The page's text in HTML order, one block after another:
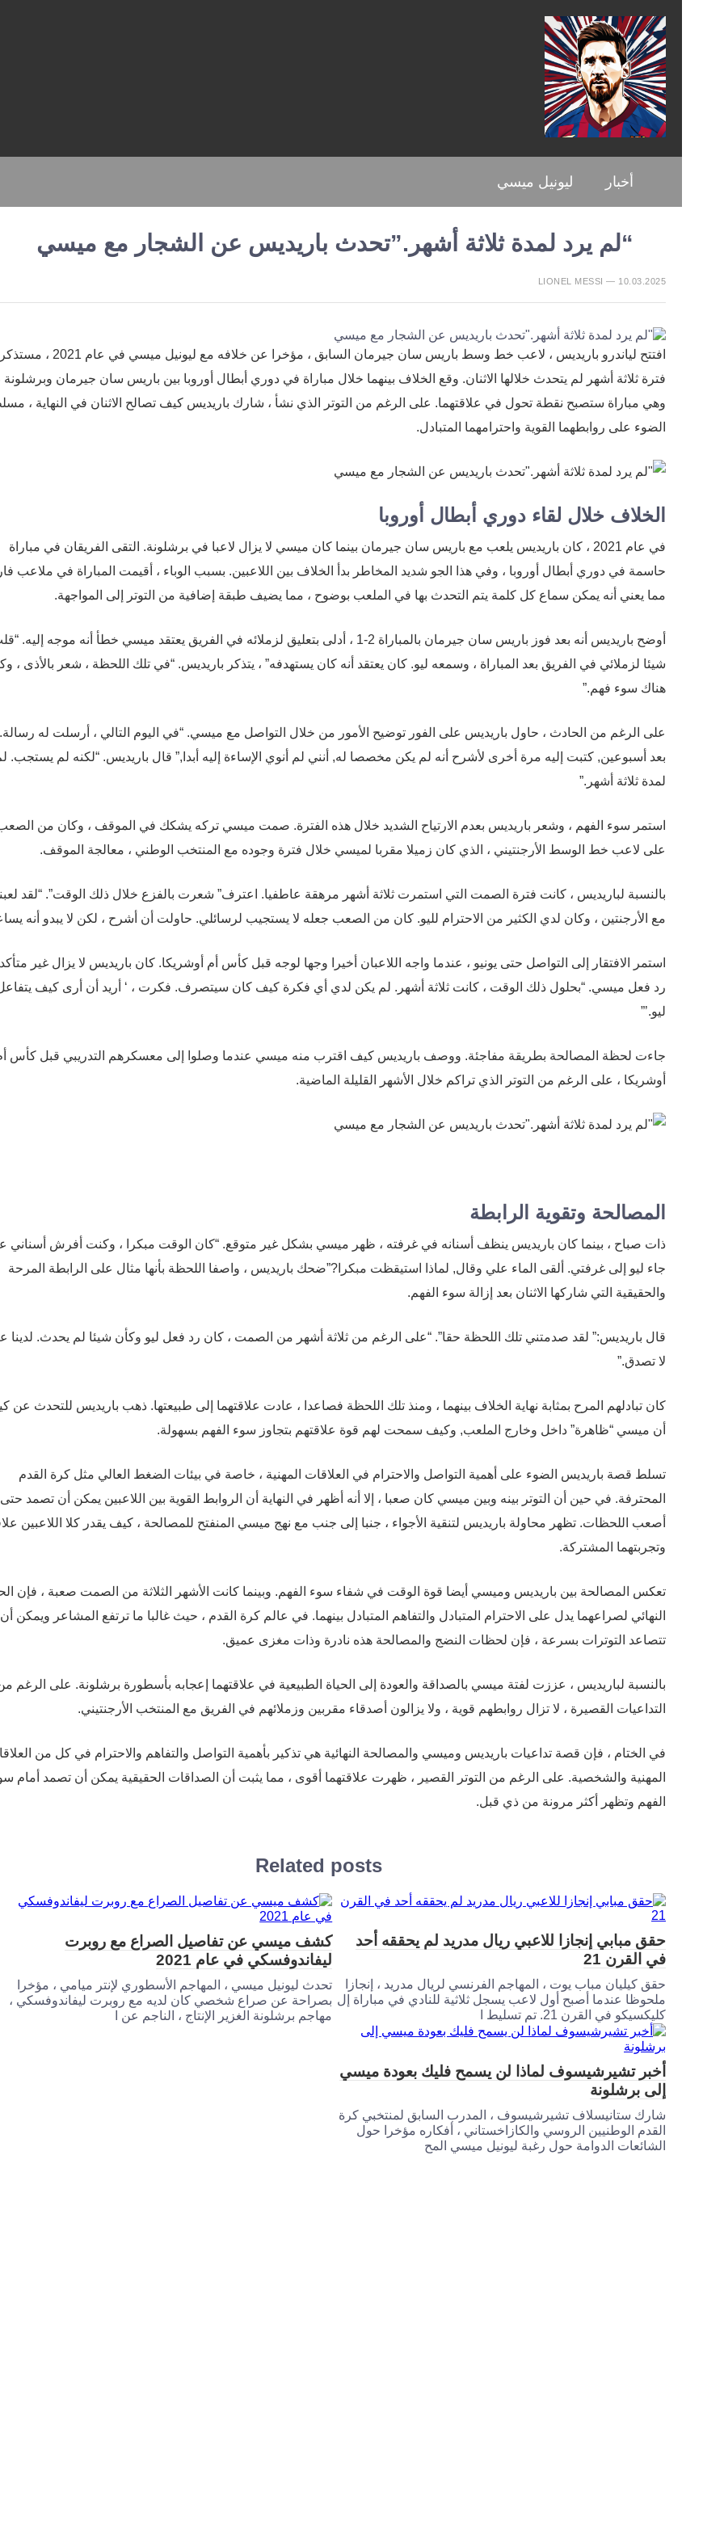
أخبار ليونيل ميسي
“لم يرد لمدة ثلاثة أشهر.”تحدث باريديس عن الشجار مع ميسي
LIONEL MESSI — 10.03.2025
افتتح لياندرو باريديس ، لاعب خط وسط باريس سان جيرمان السابق ، مؤخرا عن خلافه مع ليونيل ميسي في عام 2021 ، مستذكرا
فترة ثلاثة أشهر لم يتحدث خلالها الاثنان. وقع الخلاف بينهما خلال مباراة في دوري أبطال أوروبا بين باريس سان جيرمان وبرشلونة
وهي مباراة ستصبح نقطة تحول في علاقتهما. على الرغم من التوتر الذي نشأ ، شارك باريديس كيف تصالح الاثنان في النهاية ،
الضوء على روابطهما القوية واحترامهما المتبادل.
الخلاف خلال لقاء دوري أبطال أوروبا
في عام 2021 ، كان باريديس يلعب مع باريس سان جيرمان بينما كان ميسي لا يزال لاعبا في برشلونة. التقى الفريقان في مباراة
حاسمة في دوري أبطال أوروبا ، وفي هذا الجو شديد المخاطر بدأ الخلاف بين اللاعبين. بسبب الوباء ، أقيمت المباراة في ملاعب
مما يعني أنه يمكن سماع كل كلمة يتم التحدث بها في الملعب بوضوح ، مما يضيف طبقة إضافية من التوتر إلى المواجهة.
أوضح باريديس أنه بعد فوز باريس سان جيرمان بالمباراة 2-1 ، أدلى بتعليق لزملائه في الفريق يعتقد ميسي خطأ أنه موجه إليه.
شيئا لزملائي في الفريق بعد المباراة ، وسمعه ليو. كان يعتقد أنه كان يستهدفه” ، يتذكر باريديس. “في تلك اللحظة ، شعر بالأذى ،
هناك سوء فهم.”
على الرغم من الحادث ، حاول باريديس على الفور توضيح الأمور من خلال التواصل مع ميسي. “في اليوم التالي ، أرسلت له
بعد أسبوعين, كتبت إليه مرة أخرى لأشرح أنه لم يكن مخصصا له, أنني لم أنوي الإساءة إليه أبدا,” قال باريديس. “لكنه لم يستجب.
لمدة ثلاثة أشهر.”
استمر سوء الفهم ، وشعر باريديس بعدم الارتياح الشديد خلال هذه الفترة. صمت ميسي تركه يشكك في الموقف ، وكان من
على لاعب خط الوسط الأرجنتيني ، الذي كان زميلا مقربا لميسي خلال فترة وجوده مع المنتخب الوطني ، معالجة الموقف.
بالنسبة لباريديس ، كانت فترة الصمت التي استمرت ثلاثة أشهر مرهقة عاطفيا. اعترف” شعرت بالفزع خلال ذلك الوقت”. “لقد
مع الأرجنتين ، وكان لدي الكثير من الاحترام لليو. كان من الصعب جعله لا يستجيب لرسائلي. حاولت أن أشرح ، لكن لا يبدو أنه
استمر الافتقار إلى التواصل حتى يونيو ، عندما واجه اللاعبان أخيرا وجها لوجه قبل كأس أم أوشريكا. كان باريديس لا يزال غير
رد فعل ميسي. “بحلول ذلك الوقت ، كانت ثلاثة أشهر. لم يكن لدي أي فكرة كيف كان سيتصرف. فكرت ، ‘ أريد أن أرى كيف
ليو.’”
جاءت لحظة المصالحة بطريقة مفاجئة. ووصف باريديس كيف اقترب منه ميسي عندما وصلوا إلى معسكرهم التدريبي قبل كأس
أوشريكا ، على الرغم من التوتر الذي تراكم خلال الأشهر القليلة الماضية.
المصالحة وتقوية الرابطة
ذات صباح ، بينما كان باريديس ينظف أسنانه في غرفته ، ظهر ميسي بشكل غير متوقع. “كان الوقت مبكرا ، وكنت أفرش أسناني
جاء ليو إلى غرفتي. ألقى الماء علي وقال, لماذا استيقظت مبكرا?”ضحك باريديس ، واصفا اللحظة بأنها مثال على الرابطة المرحة
والحقيقية التي شاركها الاثنان بعد إزالة سوء الفهم.
قال باريديس:” لقد صدمتني تلك اللحظة حقا”. “على الرغم من ثلاثة أشهر من الصمت ، كان رد فعل ليو وكأن شيئا لم يحدث. لدينا
لا تصدق.”
كان تبادلهم المرح بمثابة نهاية الخلاف بينهما ، ومنذ تلك اللحظة فصاعدا ، عادت علاقتهما إلى طبيعتها. ذهب باريديس للتحدث عن
أن ميسي “ظاهرة” داخل وخارج الملعب, وكيف سمحت لهم قوة علاقتهم بتجاوز سوء الفهم بسهولة.
تسلط قصة باريديس الضوء على أهمية التواصل والاحترام في العلاقات المهنية ، خاصة في بيئات الضغط العالي مثل كرة القدم
المحترفة. في حين أن التوتر بينه وبين ميسي كان صعبا ، إلا أنه أظهر في النهاية أن الروابط القوية بين اللاعبين يمكن أن تصمد
أصعب اللحظات. تظهر محاولة باريديس لتنقية الأجواء ، جنبا إلى جنب مع نهج ميسي المنفتح للمصالحة ، كيف يقدر كلا اللاعبين
وتجربتهما المشتركة.
تعكس المصالحة بين باريديس وميسي أيضا قوة الوقت في شفاء سوء الفهم. وبينما كانت الأشهر الثلاثة من الصمت صعبة ، فإن
النهائي لصراعهما يدل على الاحترام المتبادل والتفاهم المتبادل بينهما. في عالم كرة القدم ، حيث غالبا ما ترتفع المشاعر ويمكن أن
تتصاعد التوترات بسرعة ، فإن لحظات النضج والمصالحة هذه نادرة وذات مغزى عميق.
بالنسبة لباريديس ، عززت لفتة ميسي بالصداقة والعودة إلى الحياة الطبيعية في علاقتهما إعجابه بأسطورة برشلونة. على الرغم
التداعيات القصيرة ، لا تزال روابطهم قوية ، ولا يزالون أصدقاء مقربين وزملائهم في الفريق مع المنتخب الأرجنتيني.
في الختام ، فإن قصة تداعيات باريديس وميسي والمصالحة النهائية هي تذكير بأهمية التواصل والتفاهم والاحترام في كل من
المهنية والشخصية. على الرغم من التوتر القصير ، ظهرت علاقتهما أقوى ، مما يثبت أن الصداقات الحقيقية يمكن أن تصمد أمام
الفهم وتظهر أكثر مرونة من ذي قبل.
Related posts
حقق مبابي إنجازا للاعبي ريال مدريد لم يحققه أحد
في القرن 21
حقق كيليان مباب يوت ، المهاجم الفرنسي لريال مدريد ، إنجازا
ملحوظا عندما أصبح أول لاعب يسجل ثلاثية للنادي في مباراة إل
كليكسيكو في القرن 21. تم تسليط ا
كشف ميسي عن تفاصيل الصراع مع روبرت
ليفاندوفسكي في عام 2021
تحدث ليونيل ميسي ، المهاجم الأسطوري لإنتر ميامي ، مؤخرا
بصراحة عن صراع شخصي كان لديه مع روبرت ليفاندوفسكي ،
مهاجم برشلونة الغزير الإنتاج ، الناجم عن ا
أخبر تشيرشيسوف لماذا لن يسمح فليك بعودة ميسي
إلى برشلونة
شارك ستانيسلاف تشيرشيسوف ، المدرب السابق لمنتخبي كرة
القدم الوطنيين الروسي والكازاخستاني ، أفكاره مؤخرا حول
الشائعات الدوامة حول رغبة ليونيل ميسي المح